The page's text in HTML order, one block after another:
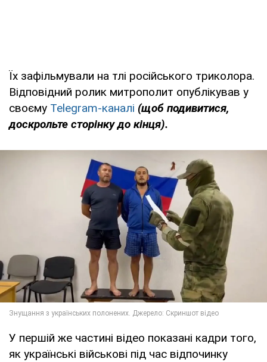
Їх зафільмували на тлі російського триколора.
Відповідний ролик митрополит опублікував у
своєму Telegram-каналі (щоб подивитися,
доскрольте сторінку до кінця).
У першій же частині відео показані кадри того,
як українські військові під час відпочинку